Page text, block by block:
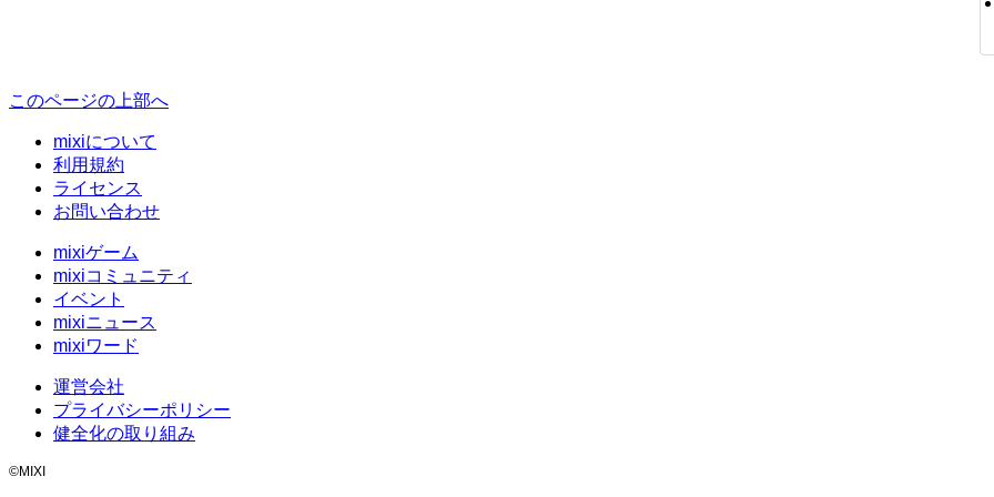
このページの上部へ
mixiについて
利用規約
ライセンス
お問い合わせ
mixiゲーム
mixiコミュニティ
イベント
mixiニュース
mixiワード
運営会社
プライバシーポリシー
健全化の取り組み
©MIXI